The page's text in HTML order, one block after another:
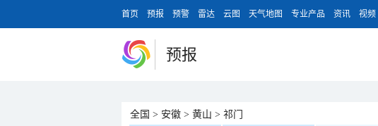
首页 预报 预警 雷达 云图 天气地图 专业产品 资讯 视频
预报
全国 > 安徽 > 黄山 > 祁门